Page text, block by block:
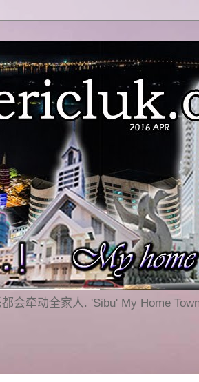
会牵动全家人. 'Sibu' My Home